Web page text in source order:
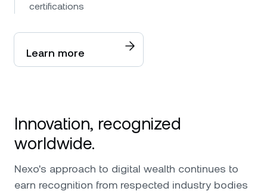
certifications
Learn more
Innovation, recognized
worldwide.
Nexo's approach to digital wealth continues to
earn recognition from respected industry bodies